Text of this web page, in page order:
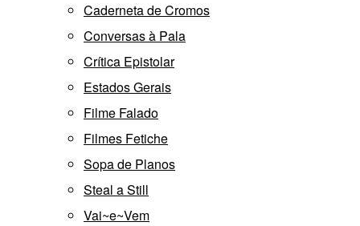
Caderneta de Cromos
Conversas à Pala
Crítica Epistolar
Estados Gerais
Filme Falado
Filmes Fetiche
Sopa de Planos
Steal a Still
Vai~e~Vem